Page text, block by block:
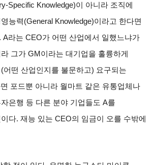
Specific Knowledge)이 아니라 조직에
능력(General Knowledge)이라고 한다면
. A라는 CEO가 어떤 산업에서 일했느냐가
그가 GM 이라는 대기업을 훌륭하게
(어떤 산업인지를 불문하고) 요구되는
포드뿐 아니라 월마트 같은 유통업체나
은행 등 다른 분야 기업들도 A를
다.재능 있는 CEO의 임금이 오를 수밖에